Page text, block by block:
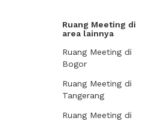
Ruang Meeting di
area lainnya
Ruang Meeting di
Bogor
Ruang Meeting di
Tangerang
Ruang Meeting di